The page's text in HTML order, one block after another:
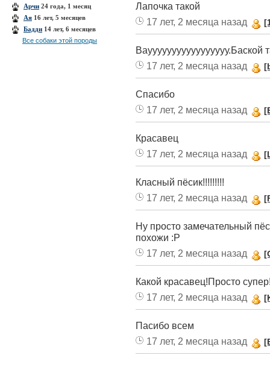
Арчи 24 года, 1 месяц
Ая 16 лет, 5 месяцев
Бадди 14 лет, 6 месяцев
Все собаки этой породы
Лапочка такой
17 лет, 2 месяца назад
Ваууууууууууууууууу.Баской
17 лет, 2 месяца назад
Спасибо
17 лет, 2 месяца назад
Красавец
17 лет, 2 месяца назад
Класный пёсик!!!!!!!!!
17 лет, 2 месяца назад
Ну просто замечательный
похожи :Р
17 лет, 2 месяца назад
Какой красавец!Просто
17 лет, 2 месяца назад
Пасибо всем
17 лет, 2 месяца назад